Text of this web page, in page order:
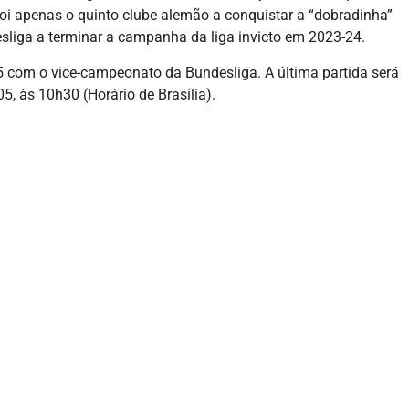
apenas o quinto clube alemão a conquistar a “dobradinha”
a terminar a campanha da liga invicto em 2023-24.
o vice-campeonato da Bundesliga. A última partida será
às 10h30 (Horário de Brasília).